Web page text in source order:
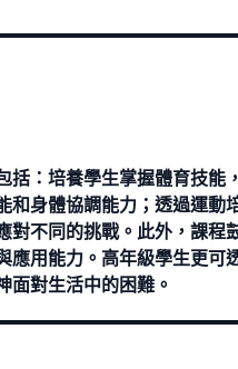
括：培養學生掌握體育技
和身體協調能力；透過運
對不同的挑戰。此外，課程
應用能力。高年級學生更
面對生活中的困難。